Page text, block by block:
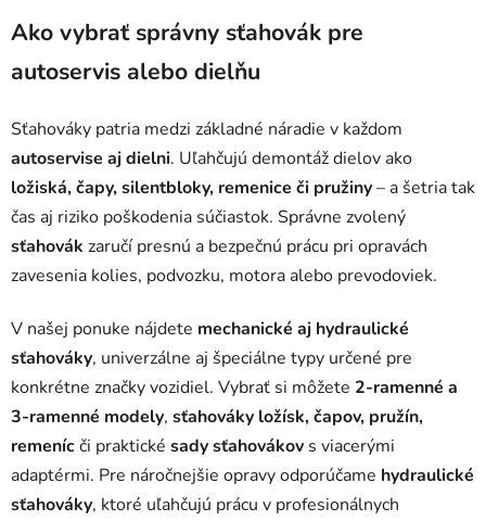
c
i
e
r
v
y
v
ý
p
s
u
n
e
Ako vybrať správny sťahovák pre
autoservis alebo dielňu
Sťahováky patria medzi základné náradie v každom
autoservise aj dielni. Uľahčujú demontáž dielov ako
ložiská, čapy, silentbloky, remenice či pružiny– a šetria tak
čas aj riziko poškodenia súčiastok. Správne zvolený
sťahovák zaručí presnú a bezpečnú prácu pri opravách
zavesenia kolies, podvozku, motora alebo prevodoviek.
V našej ponuke nájdete mechanické aj hydraulické
sťahováky, univerzálne aj špeciálne typy určené pre
konkrétne značky vozidiel. Vybrať si môžete 2-ramenné a
3-ramenné modely, sťahováky ložísk, čapov, pružín,
remenícči praktické sady sťahovákov s viacerými
adaptérmi. Pre náročnejšie opravy odporúčame hydraulické
sťahováky, ktoré uľahčujú prácu v profesionálnych